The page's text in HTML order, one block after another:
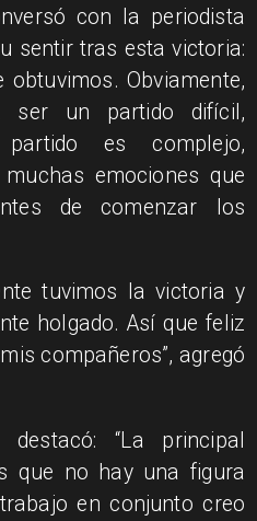
con la periodista
sentir tras esta victoria:
obtuvimos. Obviamente,
ser un partido difícil,
es complejo,
emociones que
de comenzar los
tuvimos la victoria y
holgado. Así que feliz
compañeros”, agregó
“La principal
que no hay una figura
en conjunto creo